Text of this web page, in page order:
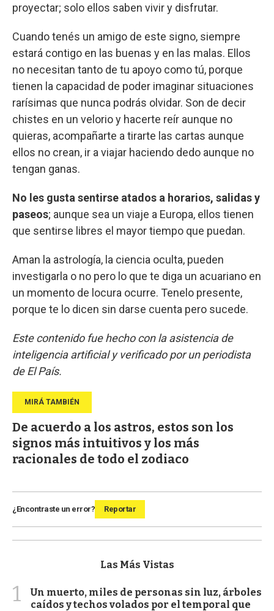
proyectar; solo ellos saben vivir y disfrutar.
Cuando tenés un amigo de este signo, siempre
estará contigo en las buenas y en las malas. Ellos
no necesitan tanto de tu apoyo como tú, porque
tienen la capacidad de poder imaginar situaciones
rarísimas que nunca podrás olvidar. Son de decir
chistes en un velorio y hacerte reír aunque no
quieras, acompañarte a tirarte las cartas aunque
ellos no crean, ir a viajar haciendo dedo aunque no
tengan ganas.
No les gusta sentirse atados a horarios, salidas y
paseos; aunque sea un viaje a Europa, ellos tienen
que sentirse libres el mayor tiempo que puedan.
Aman la astrología, la ciencia oculta, pueden
investigarla o no pero lo que te diga un acuariano en
un momento de locura ocurre. Tenelo presente,
porque te lo dicen sin darse cuenta pero sucede.
Este contenido fue hecho con la asistencia de
inteligencia artificial y verificado por un periodista
de El País.
De acuerdo a los astros, estos son los
signos más intuitivos y los más
racionales de todo el zodiaco
¿Encontraste un error? Reportar
Las Más Vistas
1
Un muerto, miles de personas sin luz, árboles
caídos y techos volados por el temporal que